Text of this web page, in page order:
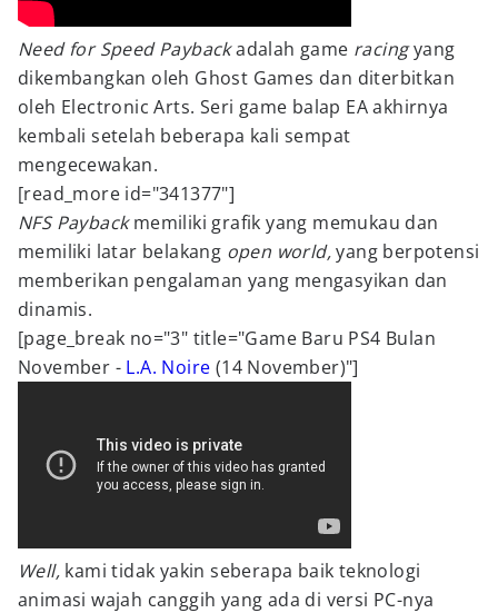
Need for Speed Paybackadalah game racingyang
dikembangkan oleh Ghost Games dan diterbitkan
oleh Electronic Arts. Seri game balap EA akhirnya
kembali setelah beberapa kali sempat
mengecewakan.
[read_more id="341377"]
NFS Paybackmemiliki grafik yang memukau dan
memiliki latar belakang open world,yang berpotensi
memberikan pengalaman yang mengasyikan dan
dinamis.
[page_break no="3" title="Game Baru PS4 Bulan
November - L.A. Noire (14 November)"]
Well, kami tidak yakin seberapa baik teknologi
animasi wajah canggih yang ada di versi PC-nya